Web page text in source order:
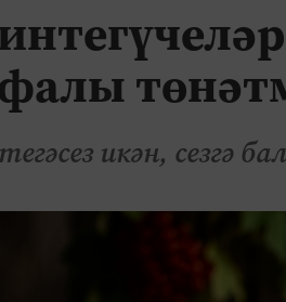
икән, сезгә